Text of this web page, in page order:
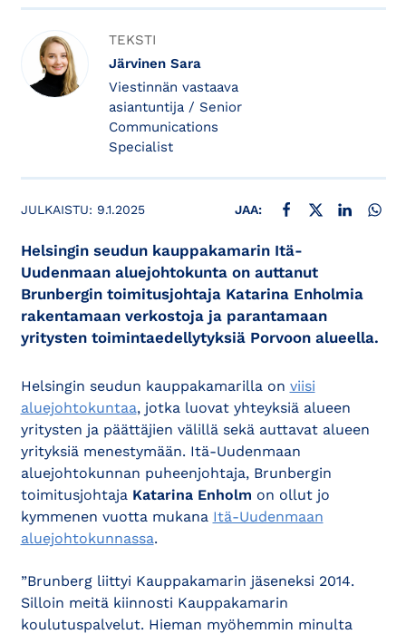
TEKSTI
Järvinen Sara
Viestinnän vastaava
asiantuntija / Senior
Communications
Specialist
JULKAISTU: 9.1.2025 JAA: JAA FACEBOOKISSA
JAA X:SSÄ JAA
Helsingin seudun kauppakamarin Itä-
Uudenmaan aluejohtokunta on auttanut
Brunbergin toimitusjohtaja Katarina Enholmia
rakentamaan verkostoja ja parantamaan
yritysten toimintaedellytyksiä Porvoon alueella.
Helsingin seudun kauppakamarilla on viisi
aluejohtokuntaa, jotka luovat yhteyksiä alueen
yritysten ja päättäjien välillä sekä auttavat alueen
yrityksiä menestymään. Itä-Uudenmaan
aluejohtokunnan puheenjohtaja, Brunbergin
toimitusjohtaja Katarina Enholm on ollut jo
kymmenen vuotta mukana Itä-Uudenmaan
aluejohtokunnassa.
”Brunberg liittyi Kauppakamarin jäseneksi 2014.
Silloin meitä kiinnosti Kauppakamarin
koulutuspalvelut. Hieman myöhemmin minulta